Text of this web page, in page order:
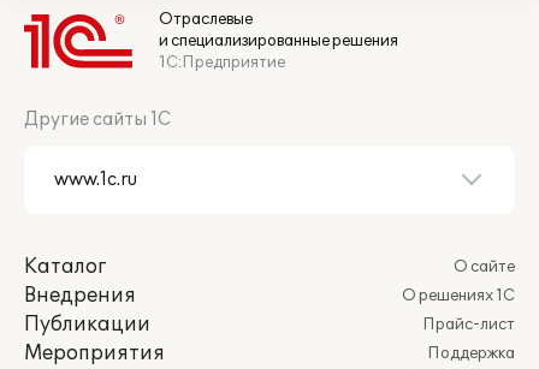
Отраслевые
и специализированные решения
1С:Предприятие
Другие сайты 1С
Каталог
Внедрения
Публикации
Мероприятия
О сайте
О решениях 1С
Прайс-лист
Поддержка